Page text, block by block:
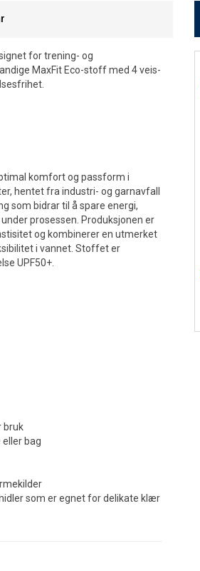
for trening- og
MaxFit Eco-stoff med 4 veis-
komfort og passform i
hentet fra industri- og garnavfall
som bidrar til å spare energi,
prosessen. Produksjonen er
og kombinerer en utmerket
i vannet. Stoffet er
UPF50+.
bruk
eller bag
som er egnet for delikate klær